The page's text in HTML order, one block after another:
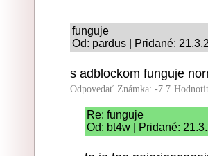
funguje
Od: pardus | Pridané:
s adblockom funguje
Odpovedať Známka: -7.7
Re: funguje
Od: bt4w | Pridané: